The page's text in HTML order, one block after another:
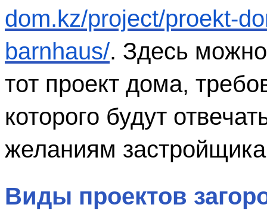
dom.kz/project/proekt-
barnhaus/. Здесь
тот проект дома,
которого будут
желаниям
Виды проектов